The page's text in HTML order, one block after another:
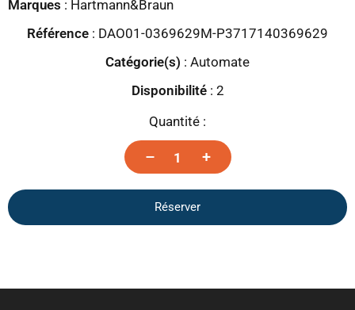
Marques : Hartmann&Braun
Référence : DAO01-0369629M-P3717140369629
Catégorie(s) : Automate
Disponibilité: 2
Quantité :
– +
Réserver